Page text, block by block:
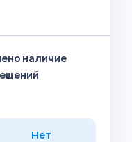
наличие
Нет